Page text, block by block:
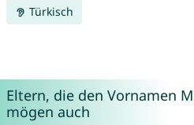
Türkisch
Eltern, die den Vornamen
mögen auch